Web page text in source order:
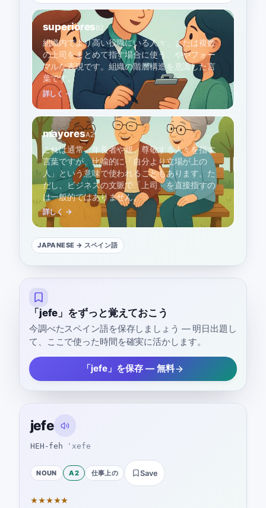
superioresB2
組織内でより高い役職にいる人々、または複数
の上司をまとめて指す場合に使う、ややフォー
マルな表現です。組織の階層構造を意識した言
葉です。
詳しく →
mayoresA2
これは通常、年長者や親、尊敬する人々を指す
言葉ですが、比喩的に「自分より立場が上の
人」という意味で使われることもあります。た
だし、ビジネスの文脈で「上司」を直接指すの
は一般的ではありません。
詳しく →
JAPANESE → スペイン語
「jefe」をずっと覚えておこう
今調べたスペイン語を保存しましょう — 明日出題し
て、ここで使った時間を確実に活かします。
「jefe」を保存 — 無料
jefe
HEH-feh ˈxefe
NOUN A2 仕事上の Save
★★★★★